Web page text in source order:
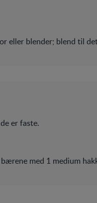
eller blender; blend til
er faste.
med 1 medium